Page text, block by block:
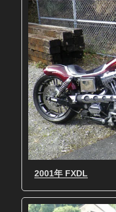
2001年 FXDL